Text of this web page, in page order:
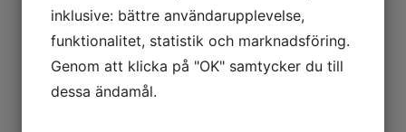
inklusive: bättre användarupplevelse,
funktionalitet, statistik och marknadsföring.
Genom att klicka på "OK" samtycker du till
dessa ändamål.